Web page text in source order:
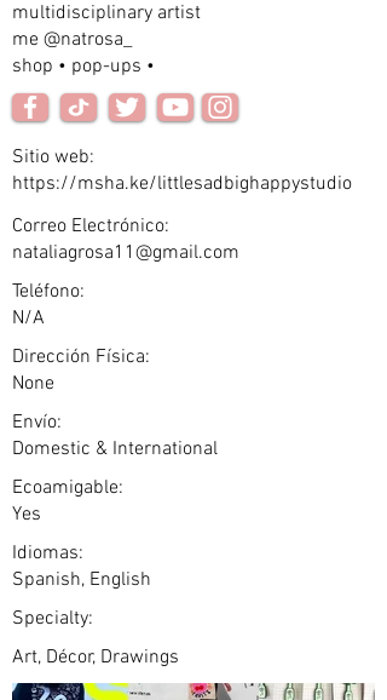
multidisciplinary artist
me @natrosa_
shop • pop-ups •
Sitio web:
https://msha.ke/littlesadbighappystudio
Correo Electrónico:
nataliagrosa11@gmail.com
Teléfono:
N/A
Dirección Física:
None
Envío:
Domestic & International
Ecoamigable:
Yes
Idiomas:
Spanish, English
Specialty:
Art, Décor, Drawings